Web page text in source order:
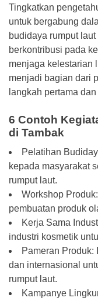
Tingkatkan
untuk bergabung
budidaya rumput
berkontribusi pada
menjaga kelestarian
menjadi bagian dari
langkah pertama
6 Contoh
di Tambak
Pelatihan
kepada masyarakat
rumput laut.
Workshop
pembuatan produk
Kerja Sama
industri kosmetik
Pameran Produk:
dan internasional
rumput laut.
Kampanye